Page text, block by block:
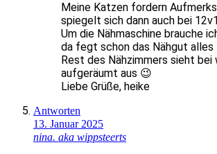
Meine Katzen fordern
spiegelt sich dann auch bei
Um die Nähmaschine brauche
da fegt schon das Nähgut alles
Rest des Nähzimmers sieht
aufgeräumt aus 😉
Liebe Grüße, heike
Antworten
13. Januar 2025
nina. aka wippsteerts